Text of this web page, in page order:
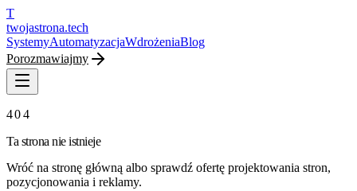
T
twojastrona.tech
SystemyAutomatyzacjaWdrożeniaBlog
Porozmawiajmy
404
Ta strona nie istnieje
Wróć na stronę główną albo sprawdź ofertę projektowania stron,
pozycjonowania i reklamy.